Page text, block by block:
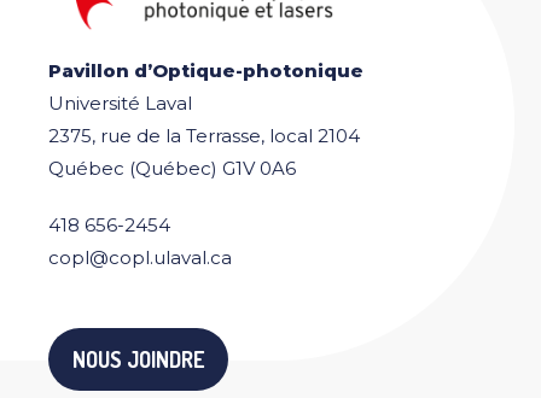
Pavillon d’Optique-photonique
Université Laval
2375, rue de la Terrasse, local 2104
Québec (Québec) G1V 0A6
418 656-2454
copl@copl.ulaval.ca
NOUS JOINDRE